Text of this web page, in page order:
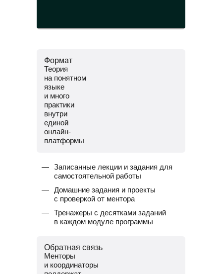
Формат
Теория
на понятном
языке
и много
практики
внутри
единой
онлайн-
платформы
Записанные лекции и задания для
самостоятельной работы
Домашние задания и проекты
с проверкой от ментора
Тренажеры с десятками заданий
в каждом модуле программы
Обратная связь
Менторы
и координаторы